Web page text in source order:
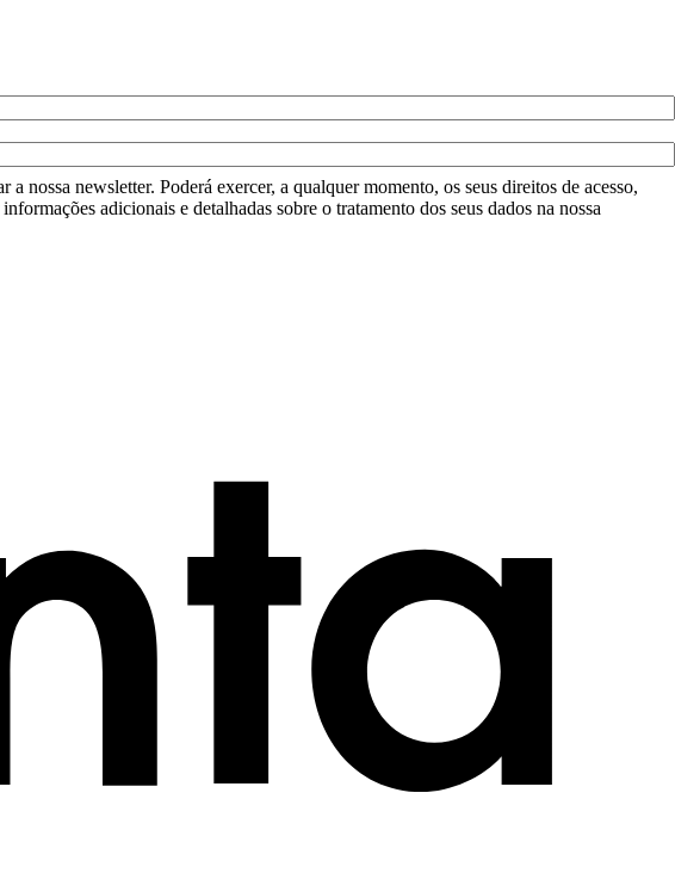
nossa newsletter. Poderá exercer, a qualquer momento, os seus direitos de acesso,
adicionais e detalhadas sobre o tratamento dos seus dados na nossa